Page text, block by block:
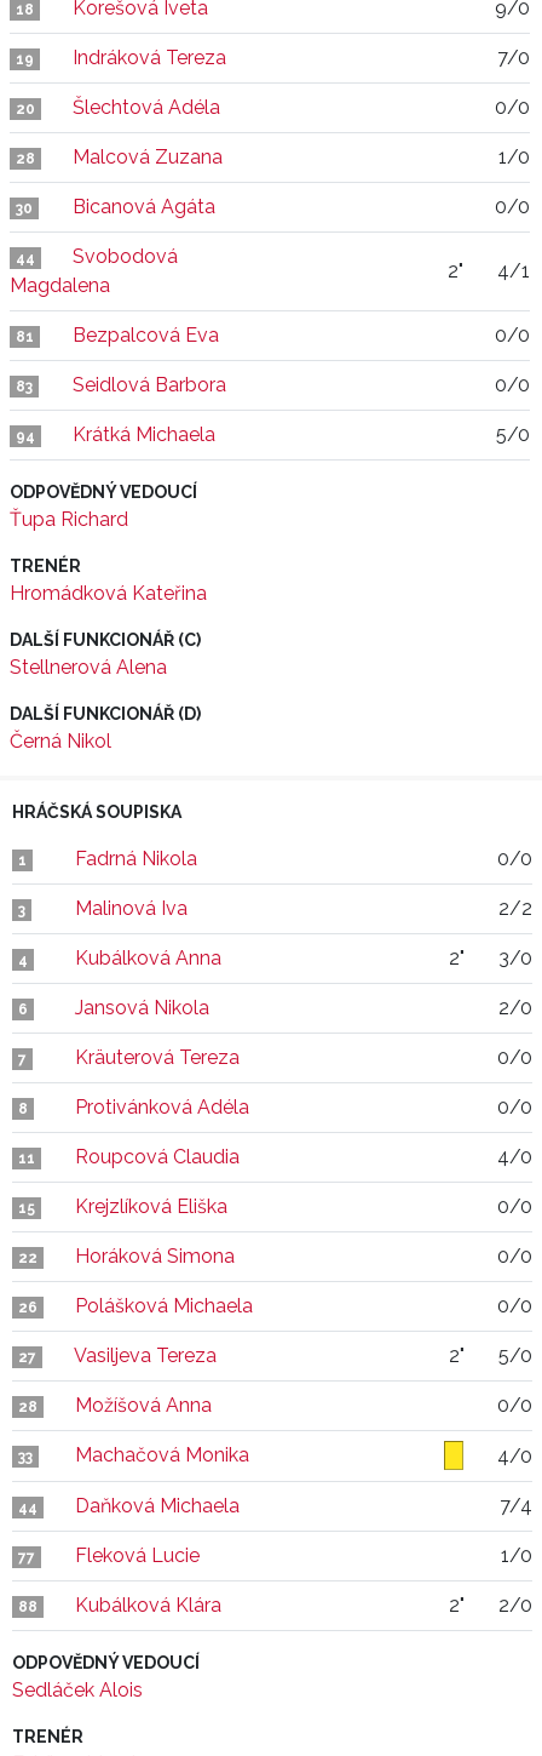
18 Korešová Iveta 9/0
19 Indráková Tereza 7/0
20 Šlechtová Adéla 0/0
28 Malcová Zuzana 1/0
30 Bicanová Agáta 0/0
44
Svobodová
Magdalena
2" 4/1
81 Bezpalcová Eva 0/0
83 Seidlová Barbora 0/0
94 Krátká Michaela 5/0
ODPOVĚDNÝ VEDOUCÍ
Ťupa Richard
TRENÉR
Hromádková Kateřina
DALŠÍ FUNKCIONÁŘ (C)
Stellnerová Alena
DALŠÍ FUNKCIONÁŘ (D)
Černá Nikol
HRÁČSKÁ SOUPISKA
1 Fadrná Nikola 0/0
3 Malinová Iva 2/2
4 Kubálková Anna 2" 3/0
6 Jansová Nikola 2/0
7 Kräuterová Tereza 0/0
8 Protivánková Adéla 0/0
11 Roupcová Claudia 4/0
15 Krejzlíková Eliška 0/0
22 Horáková Simona 0/0
26 Polášková Michaela 0/0
27 Vasiljeva Tereza 2" 5/0
28 Možíšová Anna 0/0
33 Machačová Monika 4/0
44 Daňková Michaela 7/4
77 Fleková Lucie 1/0
88 Kubálková Klára 2" 2/0
ODPOVĚDNÝ VEDOUCÍ
Sedláček Alois
TRENÉR